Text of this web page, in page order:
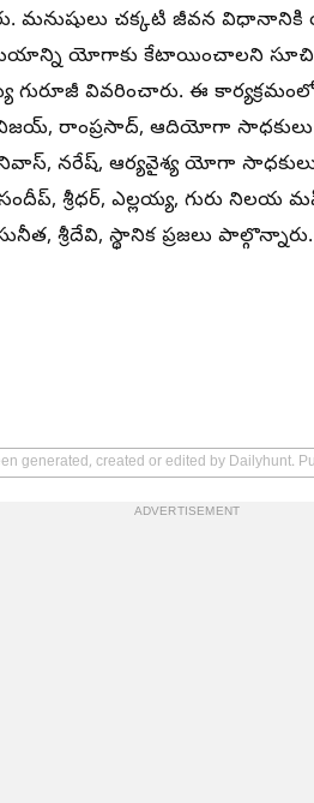
మనుషులు చక్కటి జీవన
సమయాన్ని యోగాకు కేటాయించాలని
వివరించారు. ఈ
రాంప్రసాద్‌, ఆదియోగా సాధకులు
నరేష్‌, ఆర్యవైశ్య యోగా సాధకులు
శ్రీధర్‌, ఎల్లయ్య, గురు నిలయ
శ్రీదేవి, స్థానిక ప్రజలు పాల్గొన్నారు.
generated, created or edited by Dailyhunt.
ADVERTISEMENT